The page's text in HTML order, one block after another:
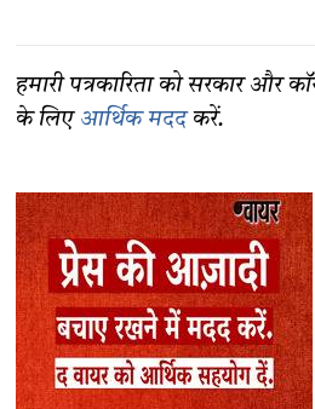
हमारी पत्रकारिता को सरकार और
के लिए आर्थिक मददकरें.